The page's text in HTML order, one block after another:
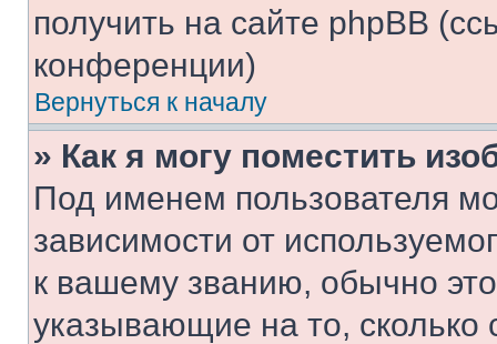
получить на сайте phpBB
конференции)
Вернуться к началу
» Как я могу поместить
Под именем пользователя
зависимости от
к вашему званию, обычно это
указывающие на то,